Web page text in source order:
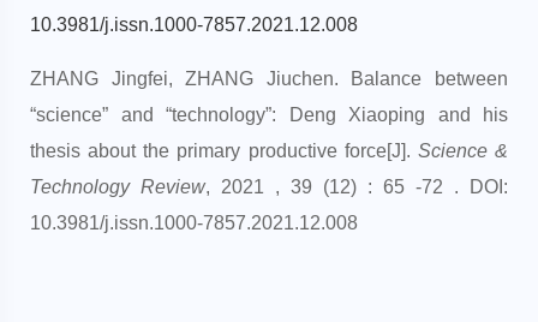
10.3981/j.issn.1000-7857.2021.12.008
ZHANG Jingfei, ZHANG Jiuchen. Balance between
“science” and “technology”: Deng Xiaoping and his
thesis about the primary productive force[J]. Science &
Technology Review, 2021 , 39 (12) : 65 -72 . DOI:
10.3981/j.issn.1000-7857.2021.12.008